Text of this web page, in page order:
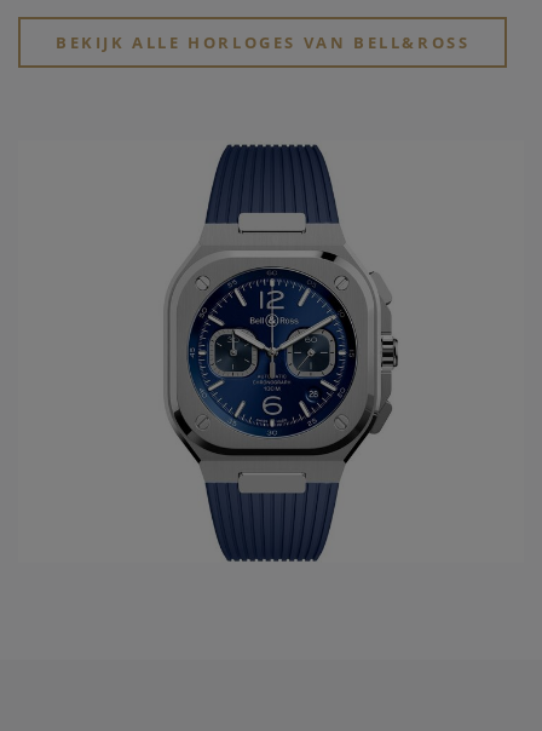
maritieme precisie en robuuste functionaliteit combineert.
Dit komt tot uiting in de vier kernprincipes van Bell & Ross:
die op vliegtuiginstrumenten, en speciale functies die zijn
ontworpen voor specifieke toepassingen.
Bijna de volledige collectie van Bell & Ross bestaat uit
automatische horloges, met uitzondering van de verfijnde
quartz-bewegingen in de BR S collectie, die het merk een
extra dimensie van precisie en verfijning geeft.
De collecties van het horloge merk Bell&Ross
kwalitatieve horloge merkenen zijn:
Ook voor een correcte na-verkoop kan u terecht in onze
zaak. Zo beschikt onze zaak over een officieel Breitling -
Omega - TAG Heuer - Longines - Rado ...
BEKIJK ALLE HORLOGES VAN BELL&ROSS